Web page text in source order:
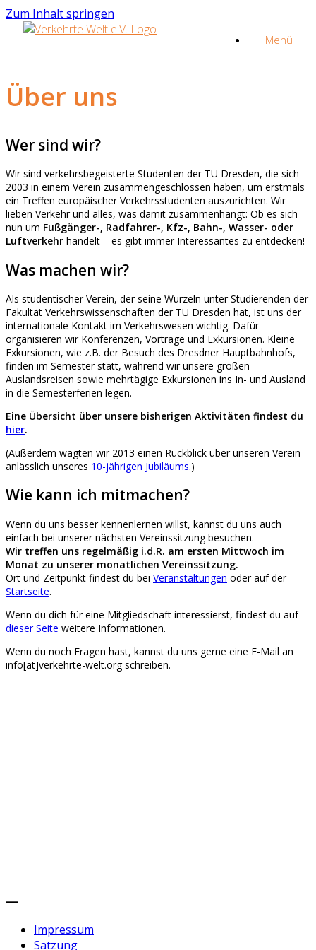
Zum Inhalt springen
Menü
Über uns
Wer sind wir?
Wir sind verkehrsbegeisterte Studenten der TU Dresden, die sich
2003 in einem Verein zusammengeschlossen haben, um erstmals
ein Treffen europäischer Verkehrsstudenten auszurichten. Wir
lieben Verkehr und alles, was damit zusammenhängt: Ob es sich
nun um Fußgänger-, Radfahrer-, Kfz-, Bahn-, Wasser- oder
Luftverkehr handelt – es gibt immer Interessantes zu entdecken!
Was machen wir?
Als studentischer Verein, der seine Wurzeln unter Studierenden der
Fakultät Verkehrswissenschaften der TU Dresden hat, ist uns der
internationale Kontakt im Verkehrswesen wichtig. Dafür
organisieren wir Konferenzen, Vorträge und Exkursionen. Kleine
Exkursionen, wie z.B. der Besuch des Dresdner Hauptbahnhofs,
finden im Semester statt, während wir unsere großen
Auslandsreisen sowie mehrtägige Exkursionen ins In- und Ausland
in die Semesterferien legen.
Eine Übersicht über unsere bisherigen Aktivitäten findest du
hier.
(Außerdem wagten wir 2013 einen Rückblick über unseren Verein
anlässlich unseres 10-jährigen Jubiläums.)
Wie kann ich mitmachen?
Wenn du uns besser kennenlernen willst, kannst du uns auch
einfach bei unserer nächsten Vereinssitzung besuchen.
Wir treffen uns regelmäßig i.d.R. am ersten Mittwoch im
Monat zu unserer monatlichen Vereinssitzung.
Ort und Zeitpunkt findest du bei Veranstaltungen oder auf der
Startseite.
Wenn du dich für eine Mitgliedschaft interessierst, findest du auf
dieser Seite weitere Informationen.
Wenn du noch Fragen hast, kannst du uns gerne eine E-Mail an
info[at]verkehrte-welt.org schreiben.
—
Impressum
Satzung